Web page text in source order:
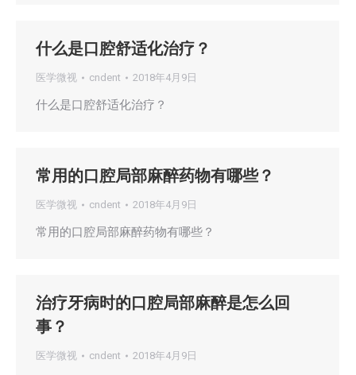
什么是口腔舒适化治疗？
医学微视 cndent 2018年4月9日
什么是口腔舒适化治疗？
常用的口腔局部麻醉药物有哪些？
医学微视 cndent 2018年4月9日
常用的口腔局部麻醉药物有哪些？
治疗牙病时的口腔局部麻醉是怎么回
事？
医学微视 cndent 2018年4月9日